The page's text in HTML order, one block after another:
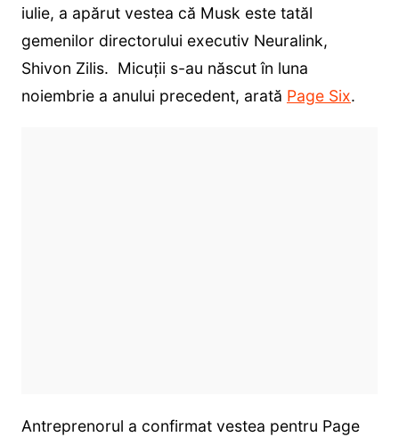
iulie, a apărut vestea că Musk este tatăl
gemenilor directorului executiv Neuralink,
Shivon Zilis. Micuții s-au născut în luna
noiembrie a anului precedent, arată Page Six.
Antreprenorul a confirmat vestea pentru Page